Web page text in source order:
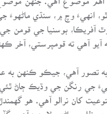
انهيءَ وچ ۾، سنڌي ماڻهوءَ
آفريڪا، بوسنيا جي قومن
آيو آهي ته قومپرستي،
به تصور آهي، جيڪو ڪنهن به
جي رنگن جي وڌيڪ ڄاڻ
نرالو آهي. هو گهمندڙ
ماڻهن لاءِ درد آهي.